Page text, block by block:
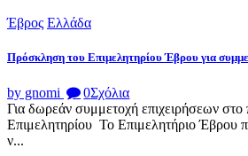
Έβρος Ελλάδα
Πρόσκληση του Επιμελητηρίου Έβρου για
by gnomi 0Σχόλια
Για δωρεάν συμμετοχή επιχειρήσεων στο
Επιμελητηρίου Το Επιμελητήριο Έβρου
ν...